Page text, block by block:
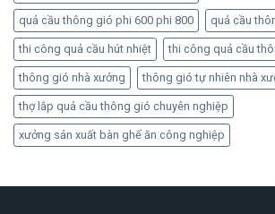
quả cầu thông gió phi 600 phi 800 quả cầu
thi công quả cầu hút nhiệt thi công quả cầu
thông gió nhà xưởng thông gió tự nhiên nhà
thợ lắp quả cầu thông gió chuyên nghiệp
xưởng sản xuất bàn ghế ăn công nghiệp